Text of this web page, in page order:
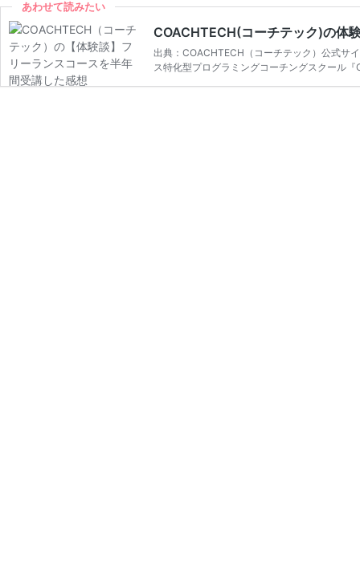
あわせて読みたい
COACHTECH(コーチテック)の体
出典：COACHTECH（コーチテック）公式サ
ス特化型プログラミングコーチングスクール